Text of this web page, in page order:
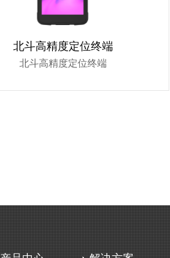
北斗高精度定位终端
北斗高精度定位终端